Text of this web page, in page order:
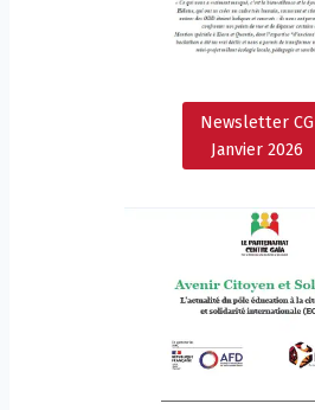
Newsletter CG
Janvier 2026